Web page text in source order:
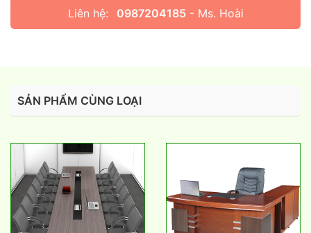
Liên hệ: 0987204185- Ms. Hoài
SẢN PHẨM CÙNG LOẠI